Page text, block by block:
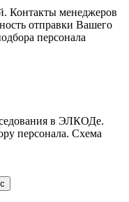
Контакты менеджеров
отправки Вашего
персонала
в ЭЛКОДе.
персонала. Схема